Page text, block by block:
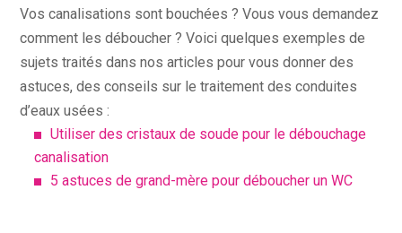
Vos canalisations sont bouchées ? Vous vous demandez
comment les déboucher ? Voici quelques exemples de
sujets traités dans nos articles pour vous donner des
astuces, des conseils sur le traitement des conduites
d’eaux usées :
Utiliser des cristaux de soude pour le débouchage
canalisation
5 astuces de grand-mère pour déboucher un WC